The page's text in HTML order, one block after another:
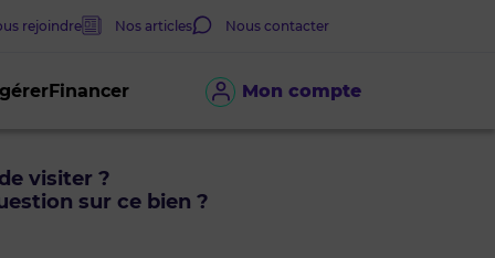
Mon compte
Financer
rejoindre Nos articles Nous contacter
visiter ?
sur ce bien ?